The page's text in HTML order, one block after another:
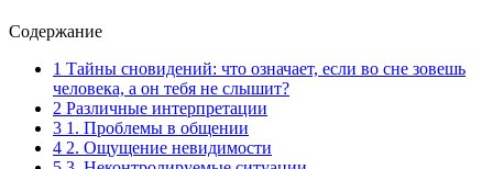
Содержание
1 Тайны сновидений: что означает, если во сне зовешь
человека, а он тебя не слышит?
2 Различные интерпретации
3 1. Проблемы в общении
4 2. Ощущение невидимости